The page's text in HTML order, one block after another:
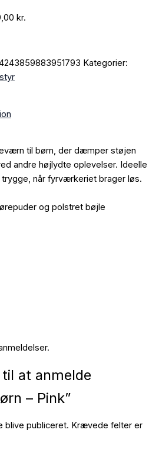
kr.
Kategorier:
til børn, der dæmper støjen
andre højlydte oplevelser. Ideelle
når fyrværkeriet brager løs.
og polstret bøjle
at anmelde
– Pink”
blive publiceret. Krævede felter er